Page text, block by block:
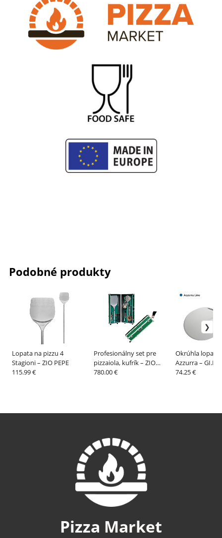
Podobné produkty
Lopata na pizzu 4
Stagioni – ZIO PEPE
115.99 €
Profesionálny set pre
pizzaiola, kufrík – ZIO
PEPE
780.00 €
Okrúhla lopata
Azzurra –
74.25 €
Pizza Market